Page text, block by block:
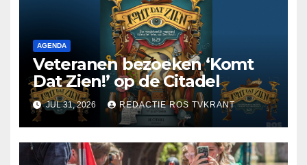
AGENDA
Veteranen bezoeken ‘Komt
Dat Zien!’ op de Citadel
JUL 31, 2026 REDACTIE ROS TVKRANT